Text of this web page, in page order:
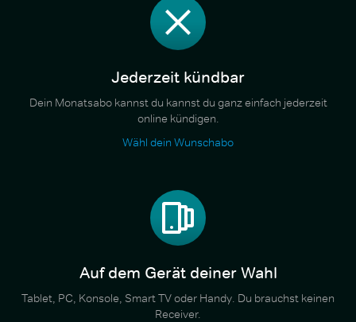
Jederzeit kündbar
Dein Monatsabo kannst du kannst du ganz einfach jederzeit
online kündigen.
Wähl dein Wunschabo
Auf dem Gerät deiner Wahl
Tablet, PC, Konsole, Smart TV oder Handy. Du brauchst keinen
Receiver.